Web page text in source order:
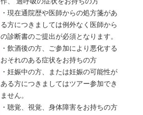
・現在通院歴や医師からの処方箋があ
る方につきましては例外なく医師から
の診断書のご提出が必須となります。
・飲酒後の方、ご参加により悪化する
おそれのある症状をお持ちの方
・妊娠中の方、または妊娠の可能性が
ある方につきましてはツアー参加でき
ません。
・聴覚、視覚、身体障害をお持ちの方